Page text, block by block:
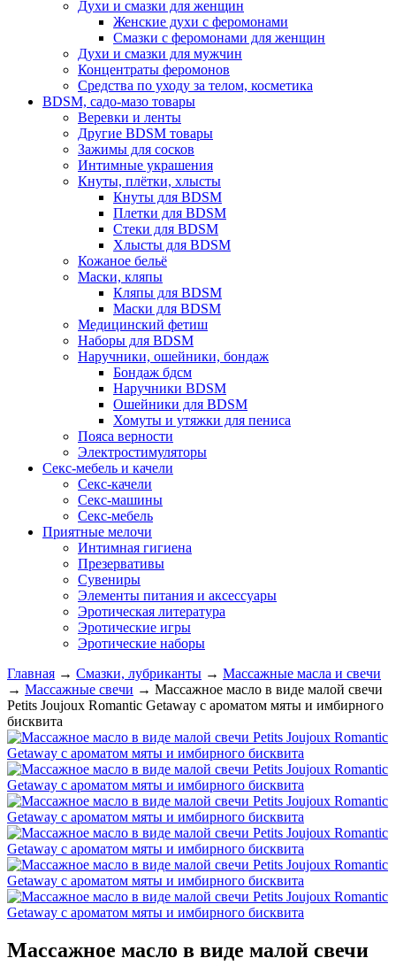
Духи и смазки для женщин
Женские духи с феромонами
Смазки с феромонами для женщин
Духи и смазки для мужчин
Концентраты феромонов
Средства по уходу за телом, косметика
BDSM, садо-мазо товары
Веревки и ленты
Другие BDSM товары
Зажимы для сосков
Интимные украшения
Кнуты, плётки, хлысты
Кнуты для BDSM
Плетки для BDSM
Стеки для BDSM
Хлысты для BDSM
Кожаное бельё
Маски, кляпы
Кляпы для BDSM
Маски для BDSM
Медицинский фетиш
Наборы для BDSM
Наручники, ошейники, бондаж
Бондаж бдсм
Наручники BDSM
Ошейники для BDSM
Хомуты и утяжки для пениса
Пояса верности
Электростимуляторы
Секс-мебель и качели
Секс-качели
Секс-машины
Секс-мебель
Приятные мелочи
Интимная гигиена
Презервативы
Сувениры
Элементы питания и аксессуары
Эротическая литература
Эротические игры
Эротические наборы
Главная → Смазки, лубриканты → Массажные масла и свечи
→ Массажные свечи → Массажное масло в виде малой свечи
Petits Joujoux Romantic Getaway с ароматом мяты и имбирного
бисквита
Массажное масло в виде малой свечи